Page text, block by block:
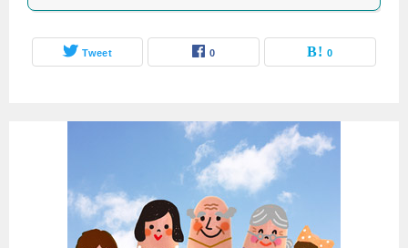
Tweet 0 0